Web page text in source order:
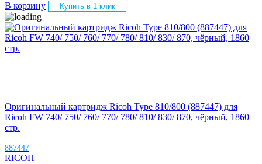
В корзину Купить в 1 клик
Оригинальный картридж Ricoh Type 810/800 (887447) для
Ricoh FW 740/ 750/ 760/ 770/ 780/ 810/ 830/ 870, чёрный, 1860
стр.
887447
RICOH